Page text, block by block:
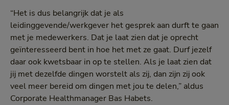
“Het is dus belangrijk dat je als
leidinggevende/werkgever het gesprek aan durft te gaan
met je medewerkers. Dat je laat zien dat je oprecht
geïnteresseerd bent in hoe het met ze gaat. Durf jezelf
daar ook kwetsbaar in op te stellen. Als je laat zien dat
jij met dezelfde dingen worstelt als zij, dan zijn zij ook
veel meer bereid om dingen met jou te delen,” aldus
Corporate Healthmanager Bas Habets.